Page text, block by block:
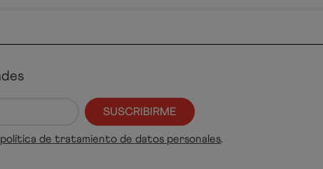
SUSCRIBIRME
política de tratamiento de datos personales.